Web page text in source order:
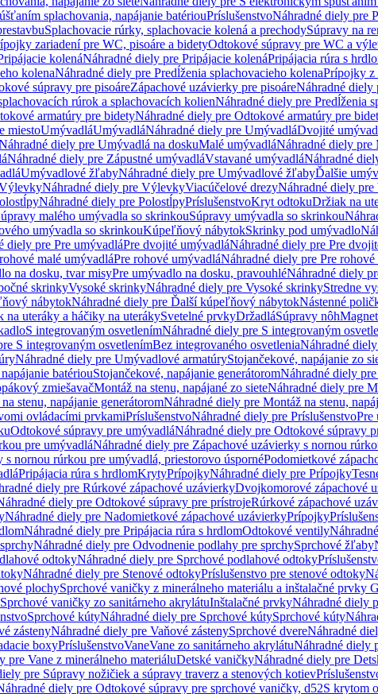
splachovania, napájanie batériouPríslušenstvoNáhradné diely pre
Splachovacie rúrky, splachovacie kolená a prechodySúpravy na
zariadení pre WC, pisoáre a bidetyOdtokové súpravy pre WC a
kolenáNáhradné diely pre Pripájacie kolenáPripájacia rúra s
kolenaNáhradné diely pre Predĺženia splachovacieho kolenaPrípojky z
súpravy pre pisoáreZápachové uzávierky pre pisoáreNáhradné diely
rúrok a splachovacích kolienNáhradné diely pre Predĺženia
armatúry pre bidetyNáhradné diely pre Odtokové armatúry pre
miestoUmývadláUmývadláNáhradné diely pre UmývadláDvojité
diely pre Umývadlá na doskuMalé umývadláNáhradné diely pre
Náhradné diely pre Zápustné umývadláVstavané umývadláNáhradné
Umývadlové žľabyNáhradné diely pre Umývadlové žľabyĎalšie
Náhradné diely pre VýlevkyViacúčelové drezyNáhradné diely
Náhradné diely pre PolostĺpyPríslušenstvoKryt odtokuDržiak na
malého umývadla so skrinkouSúpravy umývadla so skrinkou
umývadla so skrinkouKúpeľňový nábytokSkrinky pod umývadlo
diely pre Pre umývadláPre dvojité umývadláNáhradné diely pre Pre
malé umývadláPre rohové umývadláNáhradné diely pre Pre
na dosku, tvar misyPre umývadlo na dosku, pravouhléNáhradné diely
skrinkyVysoké skrinkyNáhradné diely pre Vysoké skrinkyStredne
nábytokNáhradné diely pre Ďalší kúpeľňový nábytokNástenné
na uteráky a háčiky na uterákySvetelné prvkyDržadláSúpravy nôh
S integrovaným osvetlenímNáhradné diely pre S integrovaným
S integrovaným osvetlenímBez integrovaného osvetleniaNáhradné
Náhradné diely pre Umývadlové armatúryStojančekové, napájanie zo
batériouStojančekové, napájanie generátoromNáhradné diely
zmiešavačMontáž na stenu, napájané zo sieteNáhradné diely pre
stenu, napájanie generátoromNáhradné diely pre Montáž na stenu,
ovládacími prvkamiPríslušenstvoNáhradné diely pre PríslušenstvoPre
Odtokové súpravy pre umývadláNáhradné diely pre Odtokové súpravy
pre umývadláNáhradné diely pre Zápachové uzávierky s nornou
nornou rúrkou pre umývadlá, priestorovo úspornéPodomietkové
Pripájacia rúra s hrdlomKrytyPrípojkyNáhradné diely pre Prípojky
diely pre Rúrkové zápachové uzávierkyDvojkomorové zápachové
diely pre Odtokové súpravy pre prístrojeRúrkové zápachové
Náhradné diely pre Nadomietkové zápachové uzávierkyPrípojky
Náhradné diely pre Pripájacia rúra s hrdlomOdtokové ventily
Náhradné diely pre Odvodnenie podlahy pre sprchySprchové žľaby
odtokyNáhradné diely pre Sprchové podlahové odtoky
Náhradné diely pre Stenové odtokyPríslušenstvo pre stenové odtoky
plochySprchové vaničky z minerálneho materiálu a inštalačné prvky
Sprchové vaničky zo sanitárneho akrylátuInštalačné prvkyNáhradné diely
Sprchové kútyNáhradné diely pre Sprchové kútySprchové kúty
zástenyNáhradné diely pre Vaňové zástenySprchové dvereNáhradné
boxyPríslušenstvoVaneVane zo sanitárneho akrylátuNáhradné diely
pre Vane z minerálneho materiáluDetské vaničkyNáhradné diely pre
pre Súpravy nožičiek a súpravy traverz a stenových kotiev
diely pre Odtokové súpravy pre sprchové vaničky, d52S krytom